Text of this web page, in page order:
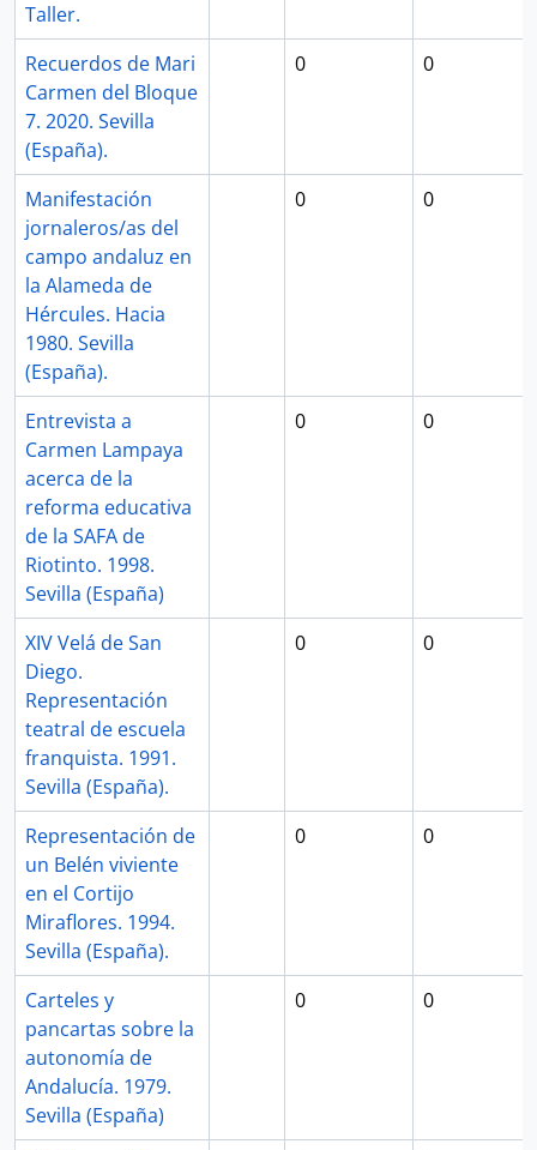
Taller.
Recuerdos de Mari
Carmen del Bloque
7. 2020. Sevilla
(España).
0 0
Manifestación
jornaleros/as del
campo andaluz en
la Alameda de
Hércules. Hacia
1980. Sevilla
(España).
0 0
Entrevista a
Carmen Lampaya
acerca de la
reforma educativa
de la SAFA de
Riotinto. 1998.
Sevilla (España)
0 0
XIV Velá de San
Diego.
Representación
teatral de escuela
franquista. 1991.
Sevilla (España).
0 0
Representación de
un Belén viviente
en el Cortijo
Miraflores. 1994.
Sevilla (España).
0 0
Carteles y
pancartas sobre la
autonomía de
Andalucía. 1979.
Sevilla (España)
0 0